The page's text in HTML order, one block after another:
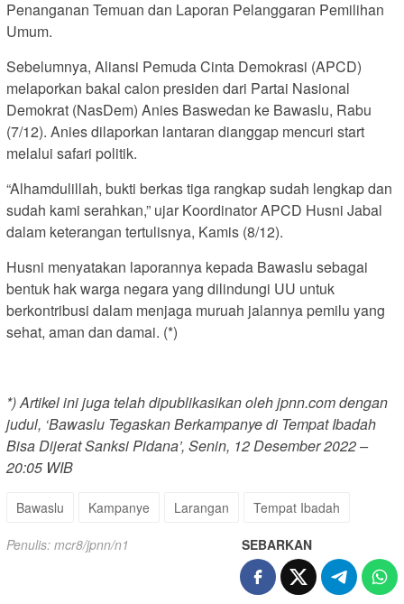
Penanganan Temuan dan Laporan Pelanggaran Pemilihan
Umum.
Sebelumnya, Aliansi Pemuda Cinta Demokrasi (APCD)
melaporkan bakal calon presiden dari Partai Nasional
Demokrat (NasDem) Anies Baswedan ke Bawaslu, Rabu
(7/12). Anies dilaporkan lantaran dianggap mencuri start
melalui safari politik.
“Alhamdulillah, bukti berkas tiga rangkap sudah lengkap dan
sudah kami serahkan,” ujar Koordinator APCD Husni Jabal
dalam keterangan tertulisnya, Kamis (8/12).
Husni menyatakan laporannya kepada Bawaslu sebagai
bentuk hak warga negara yang dilindungi UU untuk
berkontribusi dalam menjaga muruah jalannya pemilu yang
sehat, aman dan damai. (*)
*) Artikel ini juga telah dipublikasikan oleh jpnn.com dengan
judul, ‘Bawaslu Tegaskan Berkampanye di Tempat Ibadah
Bisa Dijerat Sanksi Pidana’, Senin, 12 Desember 2022 –
20:05 WIB
Bawaslu Kampanye Larangan Tempat Ibadah
Penulis: mcr8/jpnn/n1 SEBARKAN